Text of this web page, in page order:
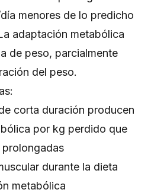
menores de lo predicho
adaptación metabólica
de peso, parcialmente
del peso.
corta duración producen
por kg perdido que
durante la dieta
metabólica